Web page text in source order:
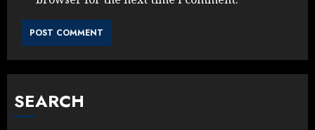
SEARCH